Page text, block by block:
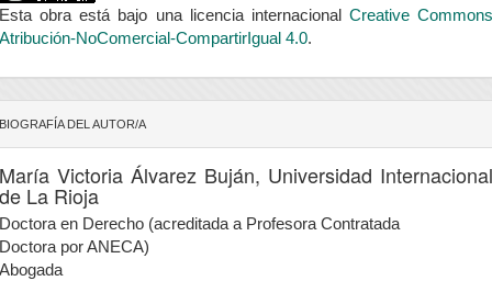
Esta obra está bajo una licencia internacional Creative Commons
Atribución-NoComercial-CompartirIgual 4.0.
BIOGRAFÍA DEL AUTOR/A
María Victoria Álvarez Buján, Universidad Internacional
de La Rioja
Doctora en Derecho (acreditada a Profesora Contratada
Doctora por ANECA)
Abogada